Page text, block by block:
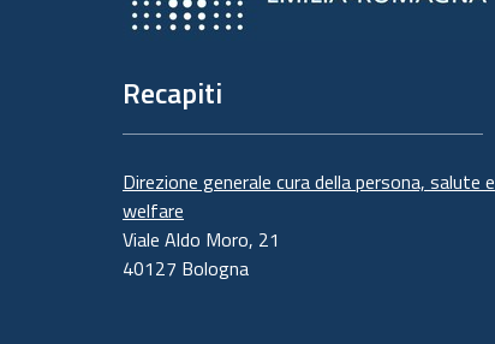
Recapiti
Direzione generale cura della persona, salute e
welfare
Viale Aldo Moro, 21
40127 Bologna